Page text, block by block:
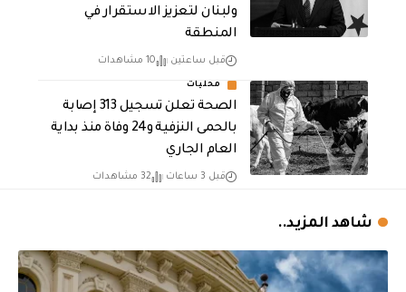
ولبنان لتعزيز الاستقرار في
المنطقة
قبل ساعتين 10 مشاهدات
محليات
الصحة تعلن تسجيل 313 إصابة
بالحمى النزفية و24 وفاة منذ بداية
العام الجاري
قبل 3 ساعات 32 مشاهدات
شاهد المزيد..